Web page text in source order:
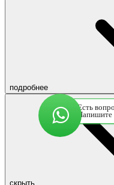
подробнее
скрыть
Есть